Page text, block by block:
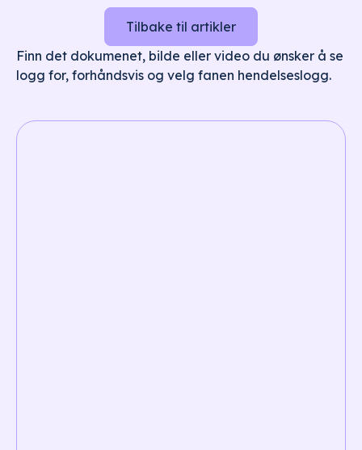
Tilbake til artikler
Finn det dokumenet, bilde eller video du ønsker å se
logg for, forhåndsvis og velg fanen hendelseslogg.